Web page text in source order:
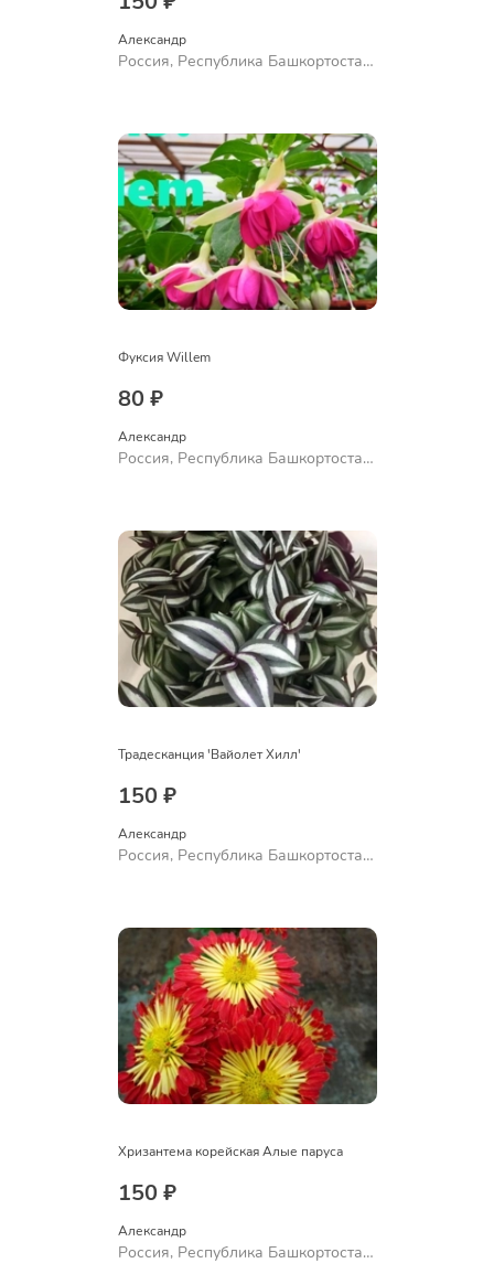
Александр
Россия, Республика Башкортостан,
Фуксия Willem
80 ₽
Александр
Россия, Республика Башкортостан,
Традесканция 'Вайолет Хилл'
150 ₽
Александр
Россия, Республика Башкортостан,
Хризантема корейская Алые паруса
150 ₽
Александр
Россия, Республика Башкортостан,